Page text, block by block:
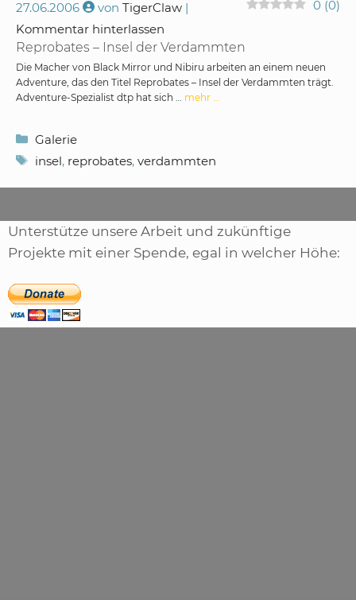
Reprobates – Insel der Verdammten
27.06.2006 von TigerClaw 0 (0)
Kommentar hinterlassen
Die Macher von Black Mirror und Nibiru arbeiten an einem neuen
Adventure, das den Titel Reprobates – Insel der Verdammten trägt.
Adventure-Spezialist dtp hat sich … mehr …
Kategorien
Galerie
Schlagwörter
insel, reprobates, verdammten
Unterstütze unsere Arbeit und zukünftige
Projekte mit einer Spende, egal in welcher Höhe: